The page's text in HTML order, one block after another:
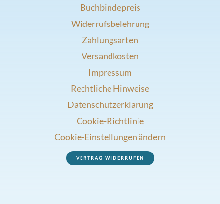
Buchbindepreis
Widerrufsbelehrung
Zahlungsarten
Versandkosten
Impressum
Rechtliche Hinweise
Datenschutzerklärung
Cookie-Richtlinie
Cookie-Einstellungen ändern
VERTRAG WIDERRUFEN